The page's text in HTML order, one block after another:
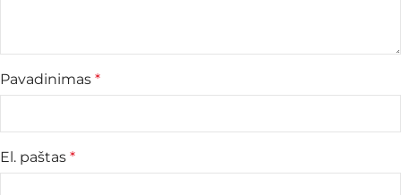
Pavadinimas *
El. paštas *